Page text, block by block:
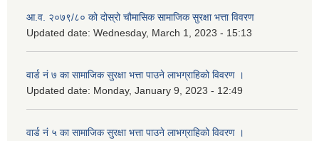
आ.व. २०७९/८० को दोस्रो चौमासिक सामाजिक सुरक्षा भत्ता विवरण
Updated date: Wednesday, March 1, 2023 - 15:13
वार्ड नं ७ का सामाजिक सुरक्षा भत्ता पाउने लाभग्राहिको विवरण ।
Updated date: Monday, January 9, 2023 - 12:49
वार्ड नं ५ का सामाजिक सुरक्षा भत्ता पाउने लाभग्राहिको विवरण ।